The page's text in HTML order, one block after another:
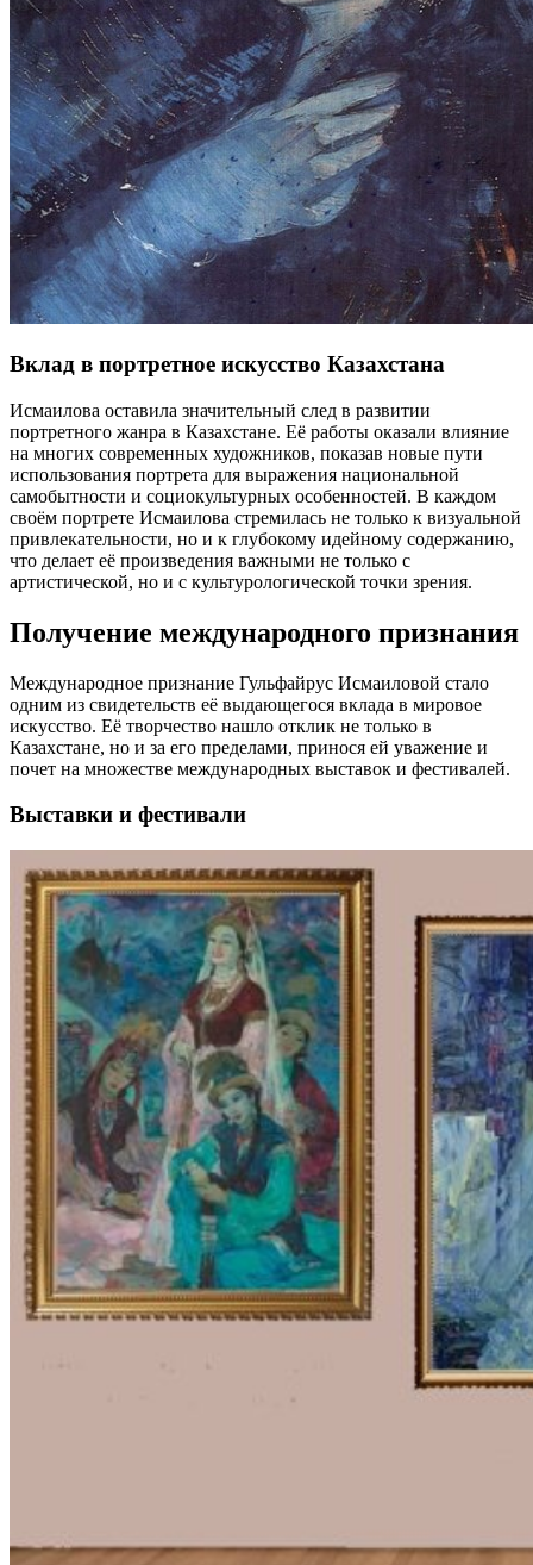
Вклад в портретное искусство Казахстана
Исмаилова оставила значительный след в развитии
портретного жанра в Казахстане. Её работы оказали влияние
на многих современных художников, показав новые пути
использования портрета для выражения национальной
самобытности и социокультурных особенностей. В каждом
своём портрете Исмаилова стремилась не только к визуальной
привлекательности, но и к глубокому идейному содержанию,
что делает её произведения важными не только с
артистической, но и с культурологической точки зрения.
Получение международного признания
Международное признание Гульфайрус Исмаиловой стало
одним из свидетельств её выдающегося вклада в мировое
искусство. Её творчество нашло отклик не только в
Казахстане, но и за его пределами, принося ей уважение и
почет на множестве международных выставок и фестивалей.
Выставки и фестивали